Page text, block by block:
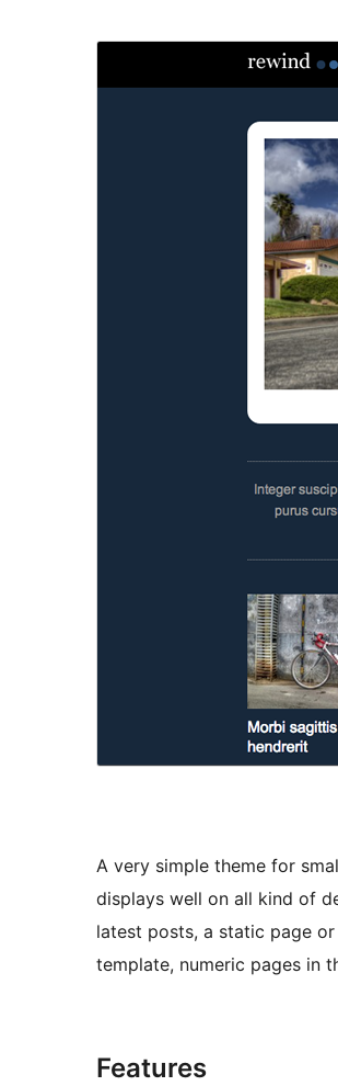
A very simple theme for
displays well on all kind of
latest posts, a static page
template, numeric pages in
Features